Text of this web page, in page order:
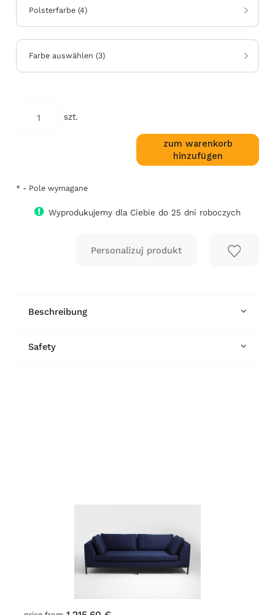
Polsterfarbe (4)
kod
koloru:
Farbe auswählen (3)
szt.
zum warenkorb
hinzufügen
* - Pole wymagane
Wyprodukujemy dla Ciebie do 25 dni roboczych
Beschreibung
Safety